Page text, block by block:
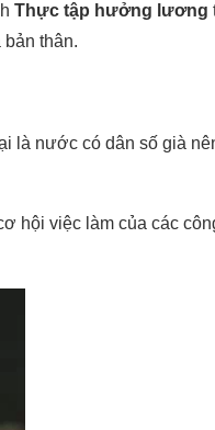
Thực tập hưởng lương
thân.
là nước có dân số già
hội việc làm của các